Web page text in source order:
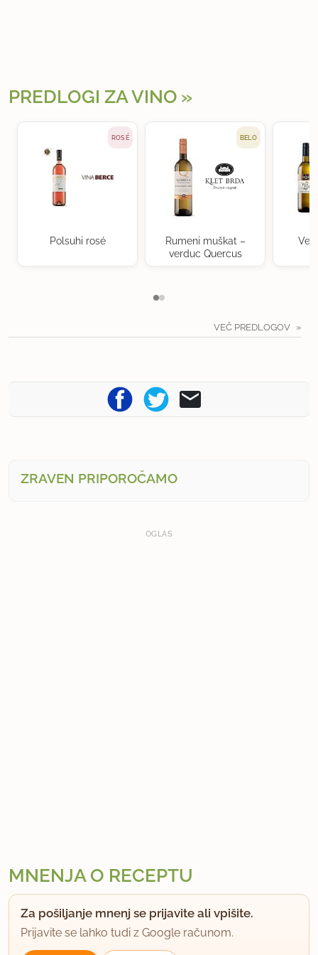
PREDLOGI ZA VINO
ROSÉ
Polsuhi rosé
BELO
Rumeni muškat –
verduc Quercus
VEČ PREDLOGOV
ZRAVEN PRIPOROČAMO
OGLAS
MNENJA O RECEPTU
Za pošiljanje mnenj se prijavite ali vpišite.
Prijavite se lahko tudi z Google računom.